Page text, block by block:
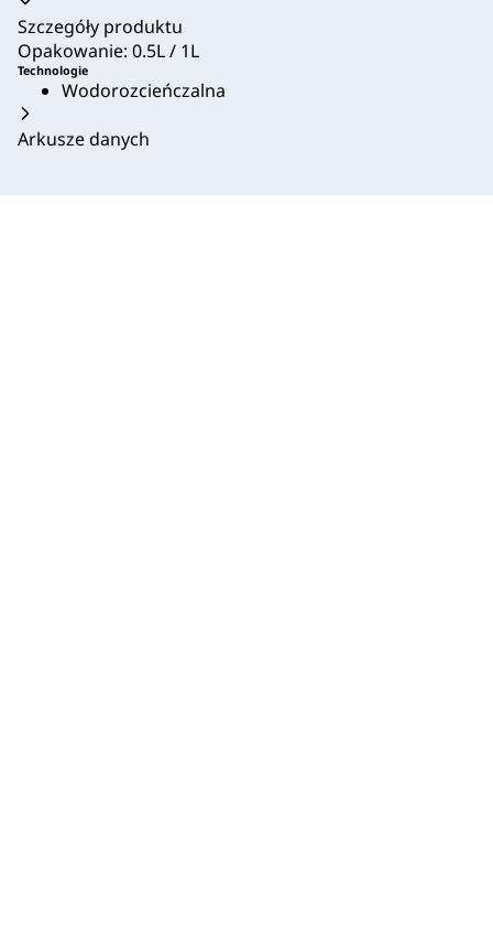
Szczegóły produktu
Opakowanie: 0.5L / 1L
Technologie
Wodorozcieńczalna
Arkusze danych